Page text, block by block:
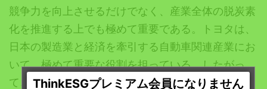
競争力を向上させるだけでなく、産業全体の脱炭素
化を推進する上でも極めて重要である。トヨタは、
日本の製造業と経済を牽引する自動車関連産業にお
いて、極めて重要な役割を担っている。したがっ
て、トヨタが業界団体、規制当局、サプライチェー
ThinkESGプレミアム会員になりません